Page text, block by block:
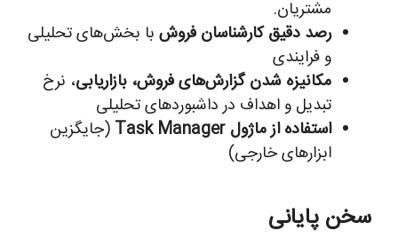
مشتریان.
رصد دقیق کارشناسان فروشبا بخش‌های تحلیلی
و فرایندی
مکانیزه شدن گزارش‌های فروش، بازاریابی، نرخ
تبدیل و اهداف در داشبوردهای تحلیلی
استفاده از ماژول Task Manager
(جایگزین
ابزارهای خارجی)
سخن پایانی